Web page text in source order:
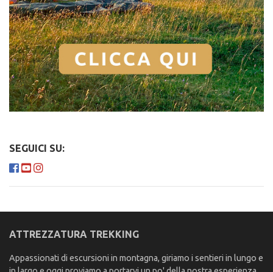
SEGUICI SU:
ATTREZZATURA TREKKING
Appassionati di escursioni in montagna, giriamo i sentieri in lungo e